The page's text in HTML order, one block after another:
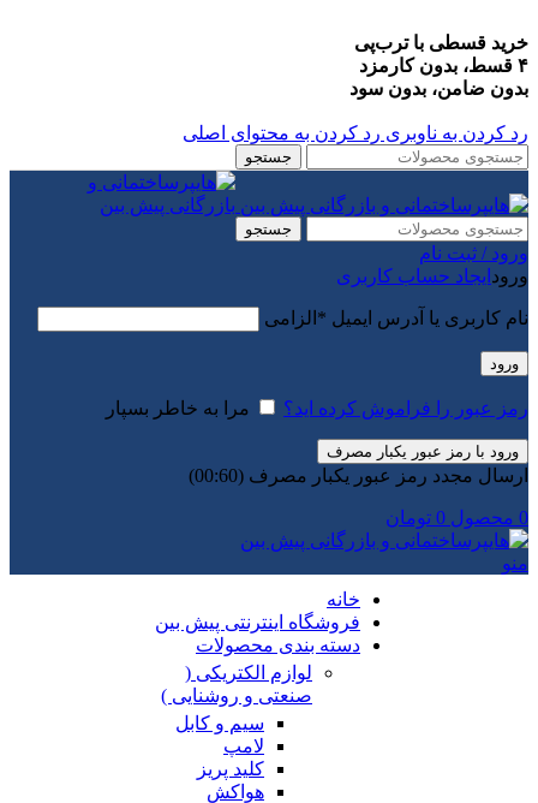
خرید قسطی با ترب‌پی
۴ قسط، بدون کارمزد
بدون ضامن، بدون سود
رد کردن به ناوبری رد کردن به محتوای اصلی
جستجو
جستجو
ورود / ثبت نام
ورود ایجاد حساب کاربری
نام کاربری یا آدرس ایمیل * الزامی
ورود
رمز عبور را فراموش کرده اید؟ مرا به خاطر بسپار
ورود با رمز عبور یکبار مصرف
ارسال مجدد رمز عبور یکبار مصرف (00:
60
)
0 محصول 0 تومان
منو
خانه
فروشگاه اینترنتی پیش بین
دسته بندی محصولات
لوازم الکتریکی (
صنعتی و روشنایی )
سیم و کابل
لامپ
کلید پریز
هواکش